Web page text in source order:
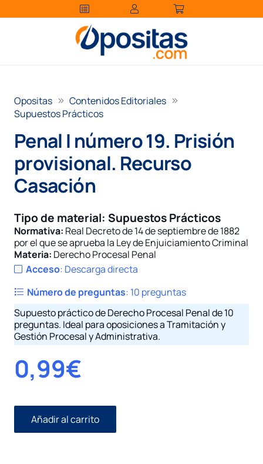
Opositas
Contenidos Editoriales
Supuestos Prácticos
Penal I número 19. Prisión
provisional. Recurso
Casación
Tipo de material: Supuestos Prácticos
Normativa: Real Decreto de 14 de septiembre de 1882
por el que se aprueba la Ley de Enjuiciamiento Criminal
Materia: Derecho Procesal Penal
Acceso: Descarga directa
Número de preguntas: 10 preguntas
Supuesto práctico de Derecho Procesal Penal de 10
preguntas. Ideal para oposiciones a Tramitación y
Gestión Procesal y Administrativa.
0,99€
Penal
I
Añadir al carrito